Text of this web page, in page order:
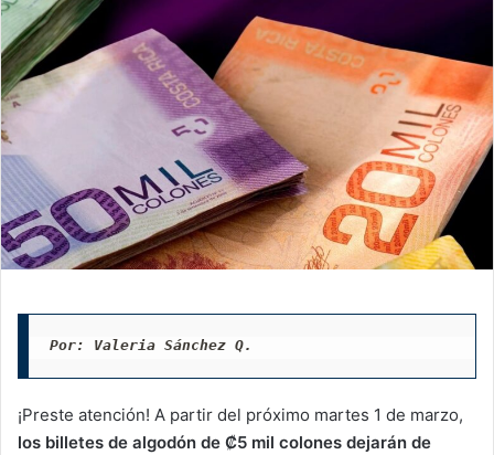
Por: Valeria Sánchez Q.
¡Preste atención! A partir del próximo martes 1 de marzo,
los billetes de algodón de ₡5 mil colones dejarán de